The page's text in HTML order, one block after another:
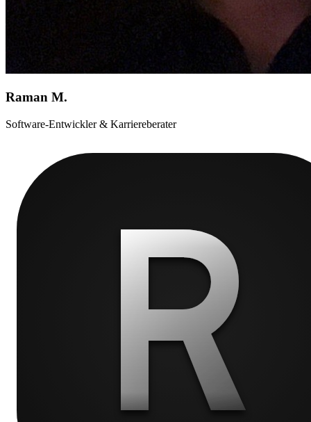
Raman M.
Software-Entwickler & Karriereberater